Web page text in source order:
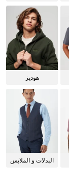
هوديز
البدلات و الملابس